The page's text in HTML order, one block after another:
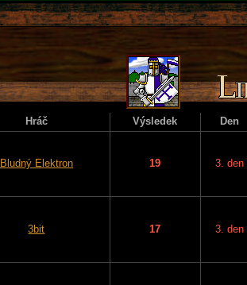
Hráč Výsledek Den
Bludný Elektron 19 3. den
3bit 17 3. den